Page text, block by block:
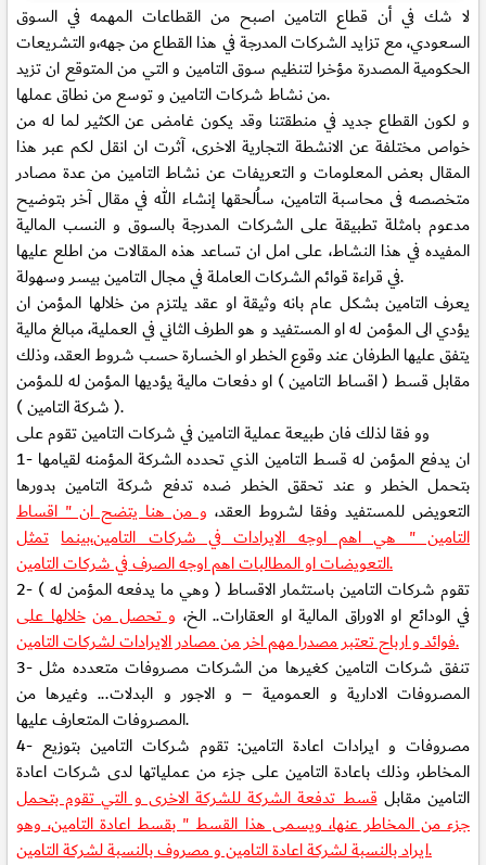
لا شك في أن قطاع التامين اصبح من القطاعات المهمه في السوق
السعودي، مع تزايد الشركات المدرجة في هذا القطاع من جهه،و التشريعات
الحكومية المصدرة مؤخرا لتنظيم سوق التامين و التي من المتوقع ان تزيد
من نشاط شركات التامين و توسع من نطاق عملها.
و لكون القطاع جديد في منطقتنا وقد يكون غامض عن الكثير لما له من
خواص مختلفة عن الانشطة التجارية الاخرى، آثرت ان انقل لكم عبر هذا
المقال بعض المعلومات و التعريفات عن نشاط التامين من عدة مصادر
متخصصه فى محاسبة التامين، ساُلحقها إنشاء الله في مقال آخر بتوضيح
مدعوم بامثلة تطبيقة على الشركات المدرجة بالسوق و النسب المالية
المفيده في هذا النشاط، على امل ان تساعد هذه المقالات من اطلع عليها
في قراءة قوائم الشركات العاملة في مجال التامين بيسر وسهولة.
يعرف التامين بشكل عام بانه وثيقة او عقد يلتزم من خلالها المؤمن ان
يؤدي الى المؤمن له او المستفيد و هو الطرف الثاني في العملية، مبالغ مالية
يتفق عليها الطرفان عند وقوع الخطر او الخسارة حسب شروط العقد، وذلك
مقابل قسط ( اقساط التامين ) او دفعات مالية يؤديها المؤمن له للمؤمن
( شركة التامين ).
وو فقا لذلك فان طبيعة عملية التامين في شركات التامين تقوم على
1-
بتحمل الخطر و عند تحقق الخطر ضده تدفع شركة التامين بدورها
التعويض للمستفيد وفقا لشروط العقد، و من هنا يتضح ان " اقساط
التامين " هي اهم اوجه الايرادات في شركات التامين،بينما تمثل
التعويضات او المطالبات اهم اوجه الصرف في شركات التامين.
2-
في الودائع او الاوراق المالية او العقارات.. الخ، و تحصل من خلالها على
فوائد و ارباح تعتبر مصدرا مهم اخر من مصادر الايرادات لشركات التامين.
3- تنفق شركات التامين كغيرها من الشركات مصروفات متعدده مثل
المصروفات الادارية و العمومية – و الاجور و البدلات... وغيرها من
المصروفات المتعارف عليها.
4-
المخاطر، وذلك باعادة التامين على جزء من عملياتها لدى شركات اعادة
التامين مقابلقسط تدفعة الشركة للشركة الاخرى و التي تقوم بتحمل
جزء من المخاطر عنها، ويسمى هذا القسط " بقسط اعادة التامين، وهو
ايراد بالنسبة لشركة اعادة التامين و مصروف بالنسبة لشركة التامين.